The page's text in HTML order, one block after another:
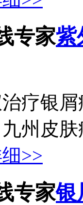
专家紫
疗银
州皮
>>
专家银